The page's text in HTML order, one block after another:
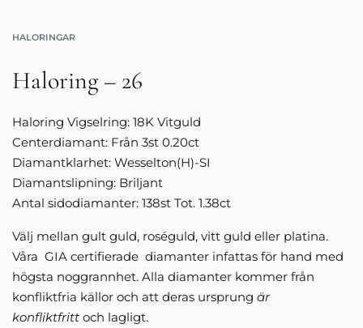
HALORINGAR
Haloring – 26
Haloring Vigselring: 18K Vitguld
Centerdiamant: Från 3st 0.20ct
Diamantklarhet: Wesselton(H)-SI
Diamantslipning: Briljant
Antal sidodiamanter: 138st Tot. 1.38ct
Välj mellan gult guld, roséguld, vitt guld eller platina.
Våra GIA certifierade diamanter infattas för hand med
högsta noggrannhet. Alla diamanter kommer från
konfliktfria källor och att deras ursprung är
konfliktfritt och lagligt.